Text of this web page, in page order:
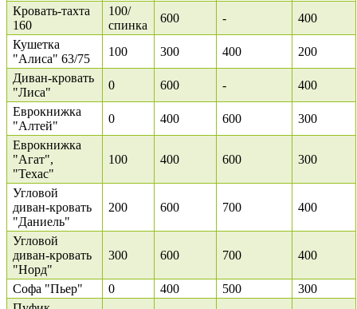
Кровать-тахта
160
100/
спинка
600 -
400
Кушетка
"Алиса" 63/75
100 300 400
200
Диван-кровать
"Лиса"
0 600 -
400
Еврокнижка
"Алтей"
0 400 600
300
Еврокнижка
"Агат",
"Техас"
100 400 600 300
Угловой
диван-кровать
"Даниель"
200 600 700 400
Угловой
диван-кровать
"Норд"
300 600 700 400
Софа "Пьер" 0 400 500
300